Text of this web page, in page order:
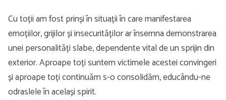
Cu toții am fost prinși în situații în care manifestarea
emoțiilor, grijilor și insecurităților ar însemna demonstrarea
unei personalități slabe, dependente vital de un sprijin din
exterior. Aproape toți suntem victimele acestei convingeri
și aproape toți continuăm s-o consolidăm, educându-ne
odraslele în același spirit.